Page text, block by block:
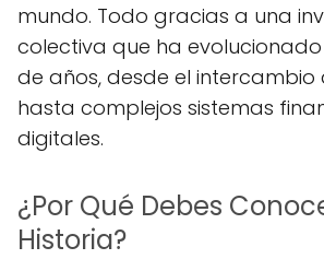
mundo. Todo gracias a una
colectiva que ha
de años, desde el intercambio
hasta complejos sistemas
digitales.
¿Por Qué Debes
Historia?